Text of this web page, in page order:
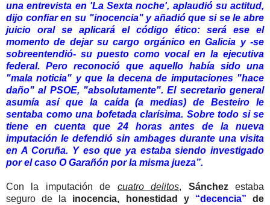
una entrevista en 'La Sexta noche', aplaudió su actitud,
dijo confiar en su "inocencia" y añadió que si se le abre
juicio oral se aplicará el código ético: será ese el
momento de dejar su cargo orgánico en Galicia y -se
sobreentendió- su puesto como vocal en la ejecutiva
federal. Pero reconoció que aquello había sido una
"mala noticia" y que la decena de imputaciones "hace
daño" al PSOE, "absolutamente". El secretario general
asumía así que la caída (a medias) de Besteiro le
sentaba como una bofetada clarísima. Sobre todo si se
tiene en cuenta que 24 horas antes de la nueva
imputación le defendió sin ambages durante una visita
en A Coruña. Y eso que ya estaba siendo investigado
por el caso O Garañón por la misma jueza”.
Con la imputación de cuatro delitos, Sánchezestaba
seguro de la inocencia, honestidad y “decencia” de